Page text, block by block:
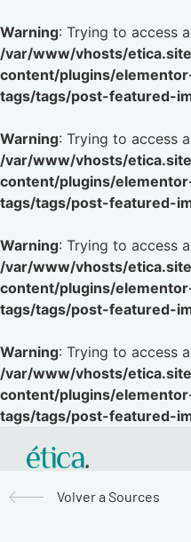
Warning: Trying to access
/var/www/vhosts/
content/plugins/
tags/tags/post-featured-
Warning: Trying to access
/var/www/vhosts/
content/plugins/
tags/tags/post-featured-
Warning: Trying to access
/var/www/vhosts/
content/plugins/
tags/tags/post-featured-
Warning: Trying to access
/var/www/vhosts/
content/plugins/
tags/tags/post-featured-
Volver a Sources